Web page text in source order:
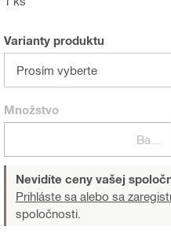
Varianty produktu
Prosím vyberte
Množstvo
Nevidíte ceny vašej
Prihláste sa alebo sa
spoločnosti.